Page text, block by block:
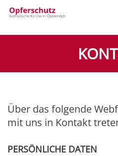
Über das folgende
mit uns in Kontakt
PERSÖNLICHE DATEN